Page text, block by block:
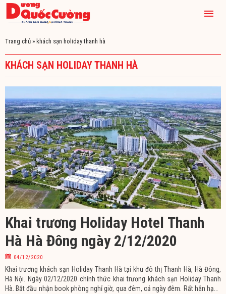
Trang chủ » khách sạn holiday thanh hà
KHÁCH SẠN HOLIDAY THANH HÀ
Khai trương Holiday Hotel Thanh
Hà Hà Đông ngày 2/12/2020
04/12/2020
Khai trương khách sạn Holiday Thanh Hà tại khu đô thị Thanh Hà, Hà Đông,
Hà Nội. Ngày 02/12/2020 chính thức khai trương khách sạn Holiday Thanh
Hà. Bắt đầu nhận book phòng nghỉ giờ, qua đêm, cả ngày đêm. Rất hân hạnh